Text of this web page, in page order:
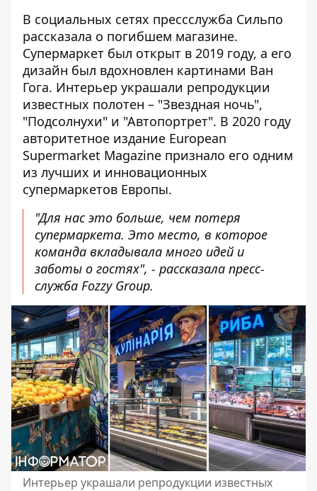
В социальных сетях прессслужба Сильпо
рассказала о погибшем магазине.
Супермаркет был открыт в 2019 году, а его
дизайн был вдохновлен картинами Ван
Гога. Интерьер украшали репродукции
известных полотен – "Звездная ночь",
"Подсолнухи" и "Автопортрет". В 2020 году
авторитетное издание European
Supermarket Magazine признало его одним
из лучших и инновационных
супермаркетов Европы.
"Для нас это больше, чем потеря
супермаркета. Это место, в которое
команда вкладывала много идей и
заботы о гостях", - рассказала пресс-
служба Fozzy Group.
Интерьер украшали репродукции известных